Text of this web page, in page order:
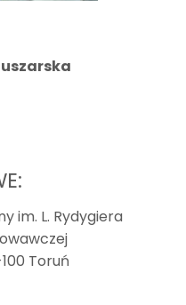
im. L. Rydygiera
Toruń